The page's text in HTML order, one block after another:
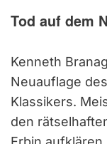
Tod auf dem
Kenneth
Neuauflage
Klassikers.
den